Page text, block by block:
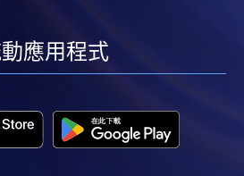
linkedin
動應用程式